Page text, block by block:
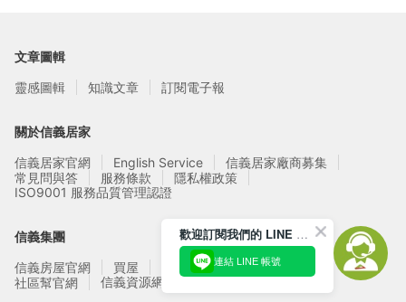
文章圖輯
靈感圖輯
知識文章 訂閱電子報
關於信義居家
信義居家官網
English Service
信義居家廠商募集
常見問與答
服務條款
隱私權政策
ISO9001 服務品質管理認證
信義集團
信義房屋官網
買屋 租屋
實價登錄
社區幫官網
信義資源網站
歡迎訂閱我們的 LINE 官方帳號
連結 LINE 帳號